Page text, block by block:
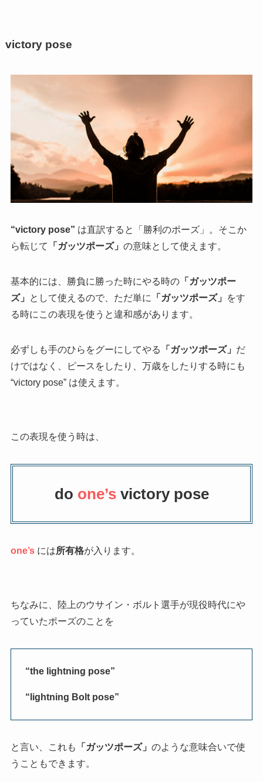
victory pose
“victory pose” は直訳すると「勝利のポーズ」。そこか
ら転じて
「ガッツポーズ」 の意味として使えます。
基本的には、勝負に勝った時にやる時の「ガッツポー
ズ」
として使えるので、ただ単に 「ガッツポーズ」
をす
る時にこの表現を使うと違和感があります。
必ずしも手のひらをグーにしてやる 「ガッツポーズ」 だ
けではなく、ピースをしたり、万歳をしたりする時にも
“victory pose” は使えます。
この表現を使う時は、
do one’svictory pose
one’sには所有格が入ります。
ちなみに、陸上のウサイン・ボルト選手が現役時代にや
っていたポーズのことを
“the lightning pose”
“lightning Bolt pose”
と言い、これも 「ガッツポーズ」 のような意味合いで使
うこともできます。